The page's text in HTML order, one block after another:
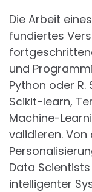
Die Arbeit
fundiertes
und
Python oder R.
Scikit-learn,
Machine-
validieren.
Data
intelligenter